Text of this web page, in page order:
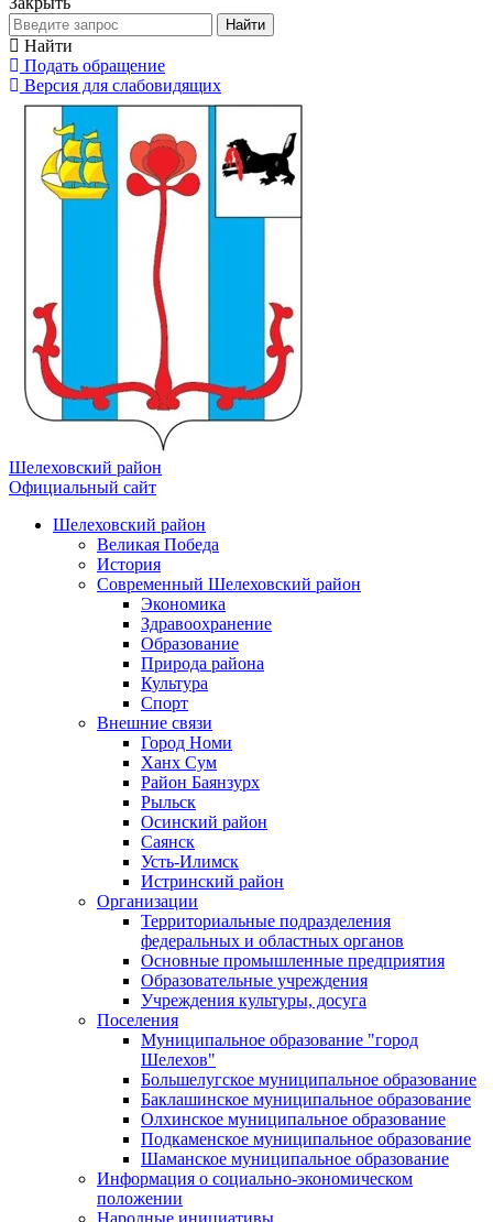
Найти
Найти
Подать обращение
Версия для слабовидящих
Шелеховский район
Официальный сайт
Шелеховский район
Великая Победа
История
Современный Шелеховский район
Экономика
Здравоохранение
Образование
Природа района
Культура
Спорт
Внешние связи
Город Номи
Ханх Сум
Район Баянзурх
Рыльск
Осинский район
Саянск
Усть-Илимск
Истринский район
Организации
Территориальные подразделения
федеральных и областных органов
Основные промышленные предприятия
Образовательные учреждения
Учреждения культуры, досуга
Поселения
Муниципальное образование "город
Шелехов"
Большелугское муниципальное образование
Баклашинское муниципальное образование
Олхинское муниципальное образование
Подкаменское муниципальное образование
Шаманское муниципальное образование
Информация о социально-экономическом
положении
Народные инициативы